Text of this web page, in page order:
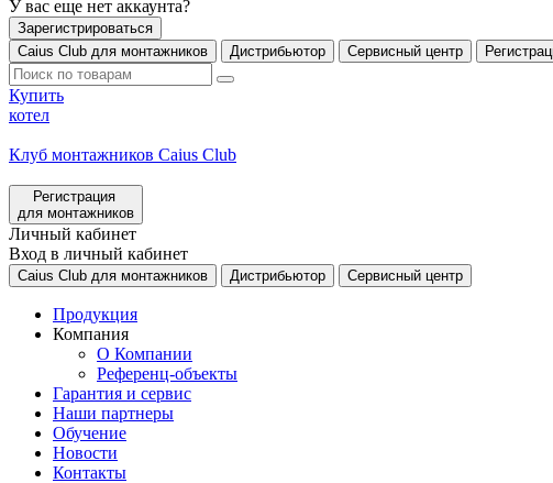
У вас еще нет аккаунта?
Зарегистрироваться
Caius Club для монтажников
Дистрибьютор Сервисный центр
Купить
котел
Клуб монтажников Caius Club
Регистрация
для монтажников
Личный кабинет
Вход в личный кабинет
Caius Club для монтажников Дистрибьютор Сервисный центр
Продукция
Компания
О Компании
Референц-объекты
Гарантия и сервис
Наши партнеры
Обучение
Новости
Контакты